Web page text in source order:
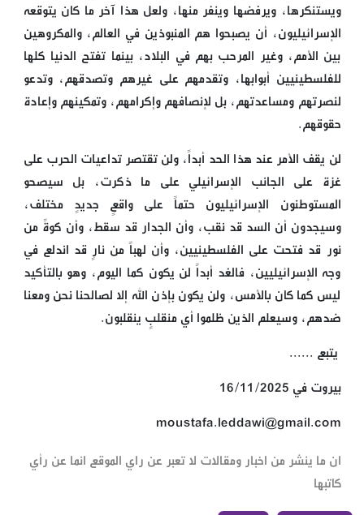
ويستنكرها، ويرفضها وينفر منها، ولعل هذا آخر ما كان يتوقعه
الإسرائيليون، أن يصبحوا هم المنبوذين في العالم، والمكروهين
بين الأمم، وغير المرحب بهم في البلاد، بينما تفتح الدنيا كلها
للفلسطينيين أبوابها، وتقدمهم على غيرهم وتصدقهم، وتدعو
لنصرتهم ومساعدتهم، بل لإنصافهم وإكرامهم، وتمكينهم وإعادة
حقوقهم.
لن يقف الأمر عند هذا الحد أبداً، ولن تقتصر تداعيات الحرب على
غزة على الجانب الإسرائيلي على ما ذكرت، بل سيصحو
المستوطنون الإسرائيليون حتماً على واقعٍ جديدٍ مختلف،
وسيجدون أن السد قد نقب، وأن الجدار قد سقط، وأن كوةً من
نور قد فتحت على الفلسطينيين، وأن لهباً من نارٍ قد اندلع في
وجه الإسرائيليين، فالغد أبداً لن يكون كما اليوم، وهو بالتأكيد
ليس كما كان بالأمس، ولن يكون بإذن الله إلا لصالحنا نحن ومعنا
ضدهم، وسيعلم الذين ظلموا أي منقلبٍ ينقلبون.
يتبع ......
بيروت في 16/11/2025
moustafa.leddawi@gmail.com
ان ما ينشر من اخبار ومقالات لا تعبر عن راي الموقع انما عن رأي
كاتبها